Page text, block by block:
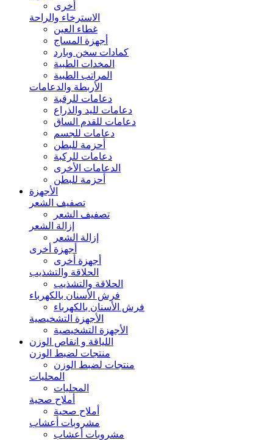
أخرى
الاسترخاء والراحة
غطاء العين
أجهزة المساج
كمادات سخن وبارد
المخدات الطبية
المراتب الطبية
الأربطة والدعامات
دعامات للرقبة
دعامات لليد والذراع
دعامات للقدم الساق
دعامات للجسم
أحزمة للبطن
دعامات للركبة
الدعامات الأخرى
أحزمة للبطن
الأجهزة
تصفيف الشعر
تصفيف الشعر
إزالة الشعر
إزالة الشعر
أجهزة أخرى
أجهزة أخرى
الحلاقة والتشذيب
الحلاقة والتشذيب
فرش الأسنان بالكهرباء
فرش الأسنان بالكهرباء
الأجهزة التشخيصية
الأجهزة التشخيصية
اللياقة و انقاص الوزن
منتجات لضبط الوزن
منتجات لضبط الوزن
المحليات
المحليات
أملاح صحية
أملاح صحية
مشروبات أعشاب
مشروبات أعشاب